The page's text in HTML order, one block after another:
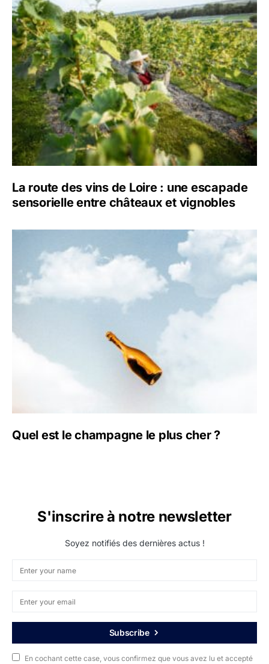
La route des vins de Loire : une escapade
sensorielle entre châteaux et vignobles
Quel est le champagne le plus cher ?
S'inscrire à notre newsletter
Soyez notifiés des dernières actus !
Subscribe
En cochant cette case, vous confirmez que vous avez lu et accepté